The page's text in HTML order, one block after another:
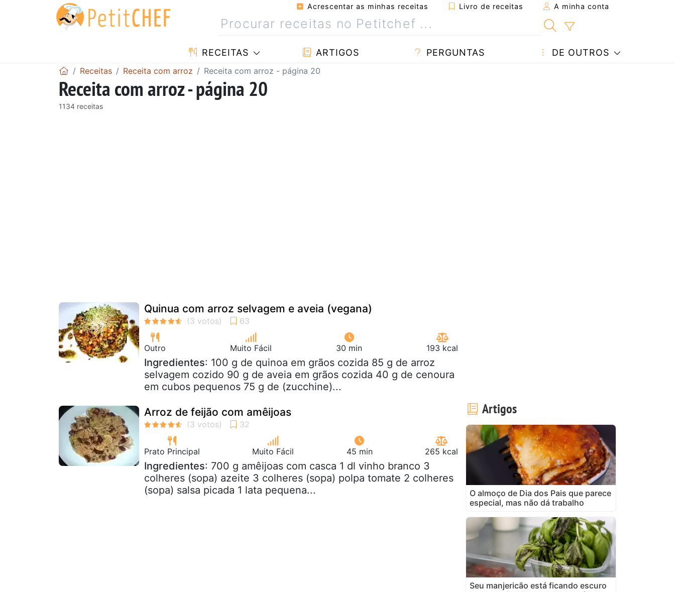
Acrescentar as minhas receitas Livro de receitas A minha conta
RECEITAS ARTIGOS PERGUNTAS DE OUTROS
Receitas Receita com arroz Receita com arroz - página 20
Receita com arroz - página 20
1134 receitas
Quinua com arroz selvagem e aveia (vegana)
Outro Muito Fácil 30 min 193 kcal
Ingredientes: 100 g de quinoa em grãos cozida 85 g de arroz
selvagem cozido 90 g de aveia em grãos cozida 40 g de cenoura
em cubos pequenos 75 g de (zucchine)...
Arroz de feijão com amêijoas
Prato Principal Muito Fácil 45 min 265 kcal
Ingredientes: 700 g amêijoas com casca 1 dl vinho branco 3
colheres (sopa) azeite 3 colheres (sopa) polpa tomate 2 colheres
(sopa) salsa picada 1 lata pequena...
Artigos
O almoço de Dia dos Pais que parece
especial, mas não dá trabalho
Seu manjericão está ficando escuro